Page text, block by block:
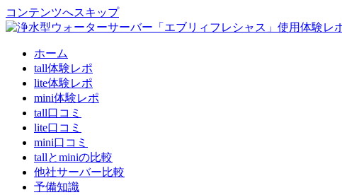
コンテンツへスキップ
ホーム
tall体験レポ
lite体験レポ
mini体験レポ
tall口コミ
lite口コミ
mini口コミ
tallとminiの比較
他社サーバー比較
予備知識